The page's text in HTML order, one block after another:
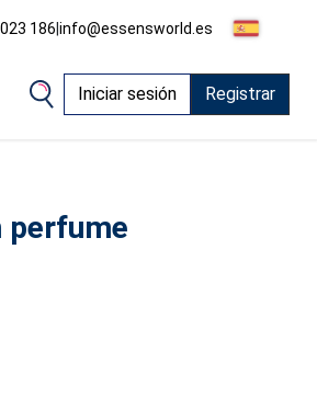
186|info@essensworld.es
Iniciar sesión Registrar
perfume